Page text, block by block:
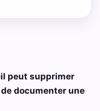
peut supprimer
de documenter une